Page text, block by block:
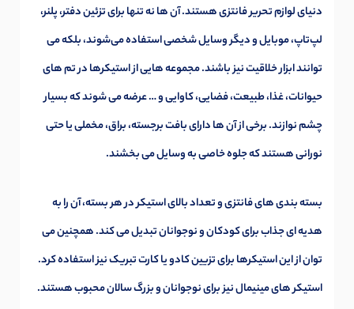
دنیای لوازم تحریر فانتزی هستند. آن ها نه تنها برای تزئین دفتر، پلنر،
لپ‌تاپ، موبایل و دیگر وسایل شخصی استفاده می‌شوند، بلکه می
توانند ابزار خلاقیت نیز باشند. مجموعه هایی از استیکرها در تم های
حیوانات، غذا، طبیعت، فضایی، کاوایی و … عرضه می شوند که بسیار
چشم نوازند. برخی از آن ها دارای بافت برجسته، براق، مخملی یا حتی
نورانی هستند که جلوه خاصی به وسایل می بخشند.
بسته بندی های فانتزی و تعداد بالای استیکر در هر بسته، آن را به
هدیه ای جذاب برای کودکان و نوجوانان تبدیل می کند. همچنین می
توان از این استیکرها برای تزیین کادو یا کارت تبریک نیز استفاده کرد.
استیکر های مینیمال نیز برای نوجوانان و بزرگ سالان محبوب هستند.